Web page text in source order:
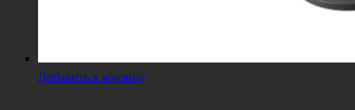
Добавить в корзину